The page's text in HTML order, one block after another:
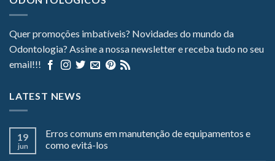
Quer promoções imbatíveis? Novidades do mundo da
Odontologia? Assine a nossa newsletter e receba tudo no seu
email!!!
LATEST NEWS
19
jun
Erros comuns em manutenção de equipamentos e
como evitá-los